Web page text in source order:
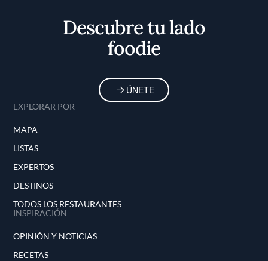
Descubre tu lado
foodie
ÚNETE
EXPLORAR POR
MAPA
LISTAS
EXPERTOS
DESTINOS
TODOS LOS RESTAURANTES
INSPIRACIÓN
OPINIÓN Y NOTICIAS
RECETAS